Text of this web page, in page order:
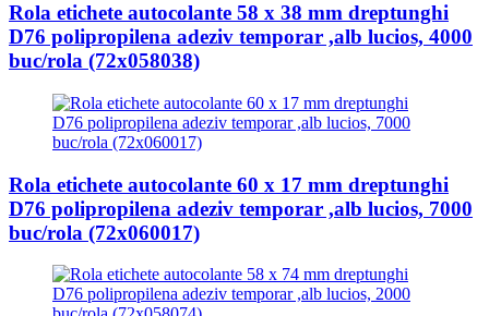
Rola etichete autocolante 58 x 38 mm dreptunghi
D76 polipropilena adeziv temporar ,alb lucios, 4000
buc/rola (72x058038)
Rola etichete autocolante 60 x 17 mm dreptunghi
D76 polipropilena adeziv temporar ,alb lucios, 7000
buc/rola (72x060017)